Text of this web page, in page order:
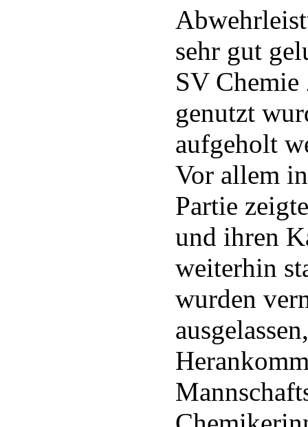
sehr gut
SV Chemie
genutzt
aufgeholt
Vor allem
Partie
und ihren
weiterhin
wurden